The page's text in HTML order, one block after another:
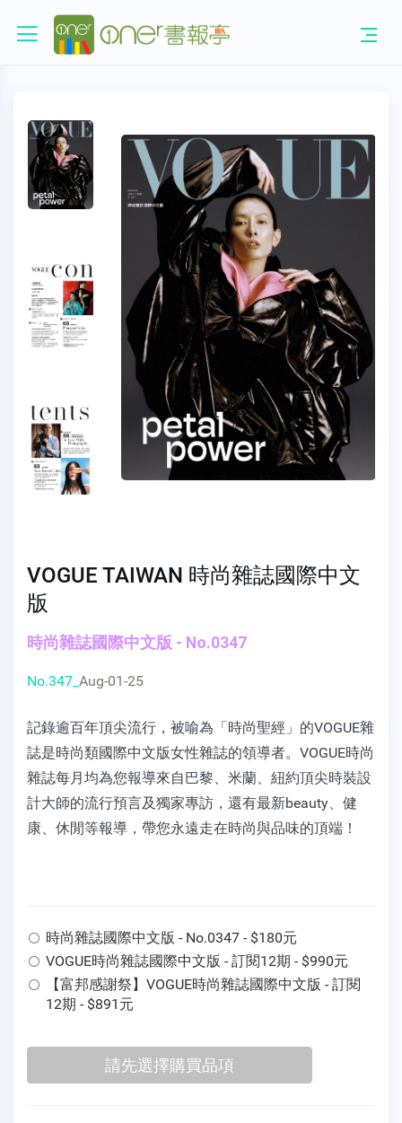
VOGUE TAIWAN 時尚雜誌國際中文
版
時尚雜誌國際中文版 - No.0347
No.347_ Aug-01-25
記錄逾百年頂尖流行，被喻為「時尚聖經」的VOGUE雜
誌是時尚類國際中文版女性雜誌的領導者。VOGUE時尚
雜誌每月均為您報導來自巴黎、米蘭、紐約頂尖時裝設
計大師的流行預言及獨家專訪，還有最新beauty、健
康、休閒等報導，帶您永遠走在時尚與品味的頂端！
時尚雜誌國際中文版 - No.0347 - $180元
VOGUE時尚雜誌國際中文版 - 訂閱12期 - $990元
【富邦感謝祭】VOGUE時尚雜誌國際中文版 - 訂閱
12期 - $891元